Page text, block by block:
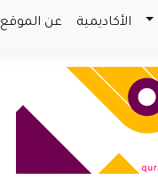
الأكاديمية عن الموقع